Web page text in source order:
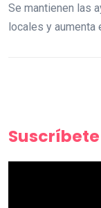
Se mantienen las
locales y aumenta